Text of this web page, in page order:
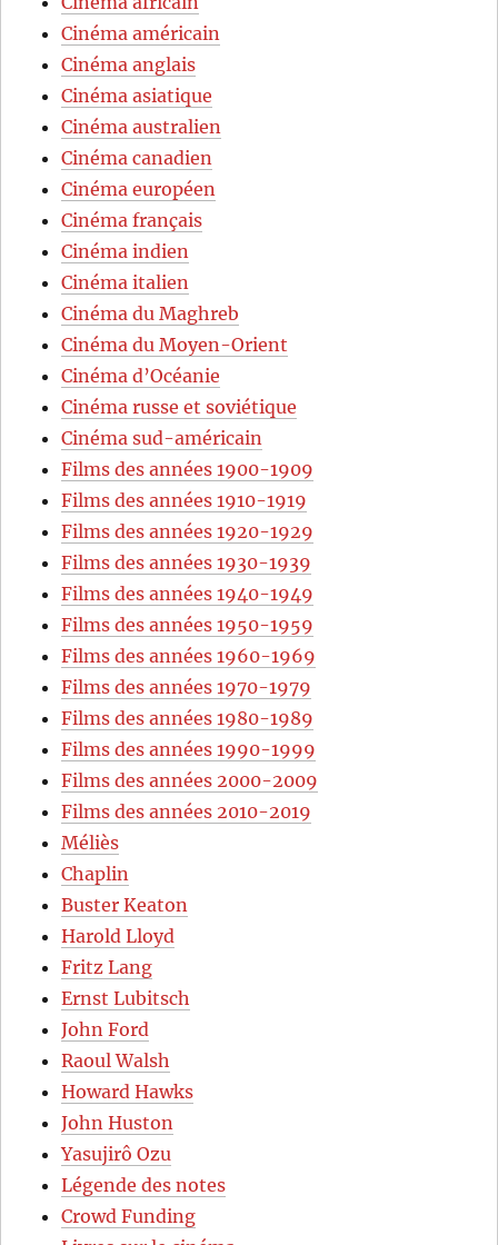
Cinéma américain
Cinéma anglais
Cinéma asiatique
Cinéma australien
Cinéma canadien
Cinéma européen
Cinéma français
Cinéma indien
Cinéma italien
Cinéma du Maghreb
Cinéma du Moyen-Orient
Cinéma d’Océanie
Cinéma russe et soviétique
Cinéma sud-américain
Films des années 1900-1909
Films des années 1910-1919
Films des années 1920-1929
Films des années 1930-1939
Films des années 1940-1949
Films des années 1950-1959
Films des années 1960-1969
Films des années 1970-1979
Films des années 1980-1989
Films des années 1990-1999
Films des années 2000-2009
Films des années 2010-2019
Méliès
Chaplin
Buster Keaton
Harold Lloyd
Fritz Lang
Ernst Lubitsch
John Ford
Raoul Walsh
Howard Hawks
John Huston
Yasujirô Ozu
Légende des notes
Crowd Funding